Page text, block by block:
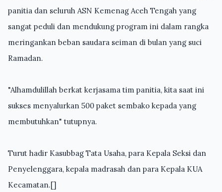
panitia dan seluruh ASN Kemenag Aceh Tengah yang
sangat peduli dan mendukung program ini dalam rangka
meringankan beban saudara seiman di bulan yang suci
Ramadan.
"Alhamdulillah berkat kerjasama tim panitia, kita saat ini
sukses menyalurkan 500 paket sembako kepada yang
membutuhkan" tutupnya.
Turut hadir Kasubbag Tata Usaha, para Kepala Seksi dan
Penyelenggara, kepala madrasah dan para Kepala KUA
Kecamatan.[]